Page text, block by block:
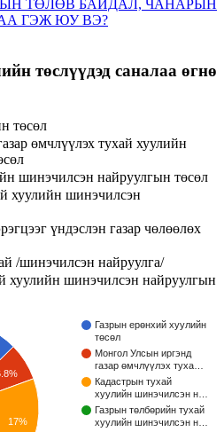
ТӨЛӨВ БАЙДАЛ, ЧАНАРЫН
ГЭЖ ЮУ ВЭ?
төслүүдэд саналаа өгнө
төсөл
өмчлүүлэх тухай хуулийн
шинэчилсэн найруулгын төсөл
хуулийн шинэчилсэн
үндэслэн газар чөлөөлөх
/шинэчилсэн найруулга/
хуулийн шинэчилсэн найруулгын
Газрын ерөнхий хуулийн
төсөл
Монгол Улсын иргэнд
газар өмчлүүлэх туха…
Кадастрын тухай
хуулийн шинэчилсэн н…
Газрын төлбөрийн тухай
хуулийн шинэчилсэн н…
17%